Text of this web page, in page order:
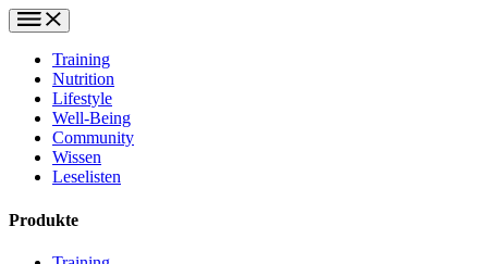
Training
Nutrition
Lifestyle
Well-Being
Community
Wissen
Leselisten
Produkte